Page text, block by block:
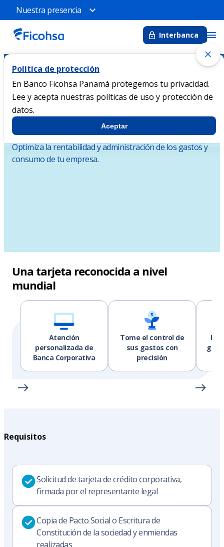
Nuestra presencia
Interbanca
Política de protección
En Banco Ficohsa Panamá protegemos tu privacidad.
Lee y acepta nuestras políticas de uso y protección de
datos.
Aceptar
Inicio Banca Corporativa
BANCA EMPRESAS
Tarjeta de Crédito Corporativa
Optimiza la rentabilidad y administración de los gastos y
consumo de tu empresa.
Una tarjeta reconocida a nivel
mundial
Atención
personalizada de
Banca Corporativa
Tome el control de
sus gastos con
precisión
Requisitos
Solicitud de tarjeta de crédito corporativa,
firmada por el representante legal
Copia de Pacto Social o Escritura de
Constitución de la sociedad y enmiendas
realizadas